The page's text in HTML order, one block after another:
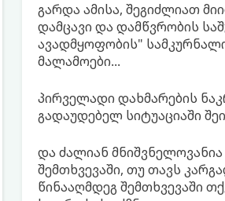
გარდა ამისა, შეგიძლიათ
დამცავი და დამწვრობის
ავადმყოფობის"
მალამოები...
პირველადი დახმარების
გადაუდებელ სიტუაციაში
და ძალიან
შემთხვევაში, თუ თავს
წინააღმდეგ შემთხვევაში